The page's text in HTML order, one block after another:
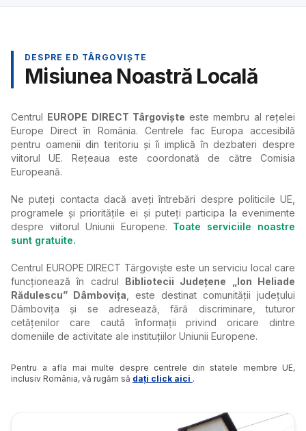
DESPRE ED TÂRGOVIȘTE
Misiunea Noastră Locală
Centrul EUROPE DIRECT Târgoviște este membru al rețelei
Europe Direct în România. Centrele fac Europa accesibilă
pentru oamenii din teritoriu și îi implică în dezbateri despre
viitorul UE. Rețeaua este coordonată de către Comisia
Europeană.
Ne puteți contacta dacă aveți întrebări despre politicile UE,
programele și prioritățile ei și puteți participa la evenimente
despre viitorul Uniunii Europene. Toate serviciile noastre
sunt gratuite.
Centrul EUROPE DIRECT Târgovişte este un serviciu local care
funcţionează în cadrul Bibliotecii Judeţene „Ion Heliade
Rădulescu” Dâmboviţa , este destinat comunităţii judeţului
Dâmboviţa și se adresează, fără discriminare, tuturor
cetăţenilor care caută înformaţii privind oricare dintre
domeniile de activitate ale instituţiilor Uniunii Europene.
Pentru a afla mai multe despre centrele din statele membre UE,
inclusiv România, vă rugăm să dați click aici .